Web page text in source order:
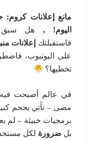
مانع إعلانات
اليوم! , هل سبق
فاستقبلتك
إعلانات
على اليوتيوب،
تخطيها؟
في عالم أصبحت فيه
مضى – تأتي بحجم
برمجيات خبيثة – لم
بل ضرورة لكل